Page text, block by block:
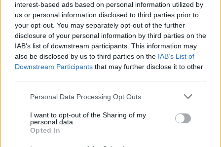
interest-based ads based on personal information utilized by
us or personal information disclosed to third parties prior to
your opt-out. You may separately opt-out of the further
disclosure of your personal information by third parties on the
IAB’s list of downstream participants. This information may
also be disclosed by us to third parties on the IAB’s List of
Downstream Participants that may further disclose it to other
Please note that this website/app uses one or more Google
not limited to your visit or usage behaviour. You may click to
grant or deny consent to Google and its third-party tags to
use your data for below specified purposes in below Google
Personal Data Processing Opt Outs
I want to opt-out of the Sharing of my
personal data.
Opted In